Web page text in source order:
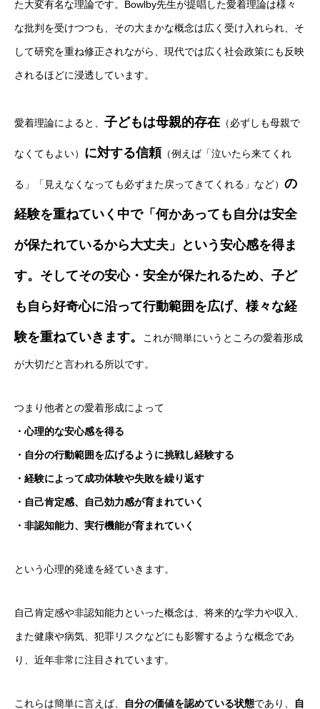
た大変有名な理論です。Bowlby先生が提唱した愛着理論は様々
な批判を受けつつも、その大まかな概念は広く受け入れられ、そ
して研究を重ね修正されながら、現代では広く社会政策にも反映
されるほどに浸透しています。
愛着理論によると、 子どもは母親的存在 （必ずしも母親で
なくてもよい） に対する信頼 （例えば「泣いたら来てくれ
る」「見えなくなっても必ずまた戻ってきてくれる」など） の
経験を重ねていく中で「何かあっても自分は安全
が保たれているから大丈夫」という安心感を得ま
す。そしてその安心・安全が保たれるため、子ど
も自ら好奇心に沿って行動範囲を広げ、様々な経
験を重ねていきます。 これが簡単にいうところの愛着形成
が大切だと言われる所以です。
つまり他者との愛着形成によって
・心理的な安心感を得る
・自分の行動範囲を広げるように挑戦し経験する
・経験によって成功体験や失敗を繰り返す
・自己肯定感、自己効力感が育まれていく
・非認知能力、実行機能が育まれていく
という心理的発達を経ていきます。
自己肯定感や非認知能力といった概念は、将来的な学力や収入、
また健康や病気、犯罪リスクなどにも影響するような概念であ
り、近年非常に注目されています。
これらは簡単に言えば、 自分の価値を認めている状態であり、 自